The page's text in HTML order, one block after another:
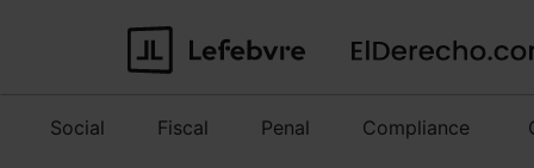
Social Fiscal Penal Compliance